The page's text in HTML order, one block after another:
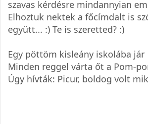
szavas kérdésre mindannyian
Elhoztuk nektek a főcímdalt is
együtt... :) Te is szeretted? :)
Egy pöttöm kisleány iskolába jár
Minden reggel várta őt a Pom-
Úgy hívták: Picur, boldog volt